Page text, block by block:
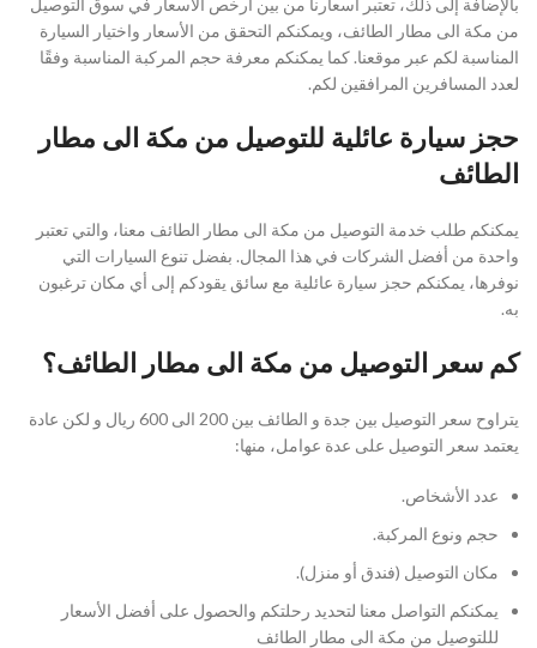
بالإضافة إلى ذلك، تعتبر أسعارنا من بين أرخص الأسعار في سوق التوصيل
من مكة الى مطار الطائف، ويمكنكم التحقق من الأسعار واختيار السيارة
المناسبة لكم عبر موقعنا. كما يمكنكم معرفة حجم المركبة المناسبة وفقًا
لعدد المسافرين المرافقين لكم.
حجز سيارة عائلية للتوصيل من مكة الى مطار
الطائف
يمكنكم طلب خدمة التوصيل من مكة الى مطار الطائف معنا، والتي تعتبر
واحدة من أفضل الشركات في هذا المجال. بفضل تنوع السيارات التي
نوفرها، يمكنكم حجز سيارة عائلية مع سائق يقودكم إلى أي مكان ترغبون
به.
كم سعر التوصيل من مكة الى مطار الطائف؟
يتراوح سعر التوصيل بين جدة و الطائف بين 200 الى 600 ريال و لكن عادة
يعتمد سعر التوصيل على عدة عوامل، منها:
عدد الأشخاص.
حجم ونوع المركبة.
مكان التوصيل (فندق أو منزل).
يمكنكم التواصل معنا لتحديد رحلتكم والحصول على أفضل الأسعار
لللتوصيل من مكة الى مطار الطائف